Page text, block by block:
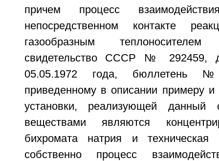
причем процесс
непосредственном контакте
газообразным
свидетельство СССР № 292459,
05.05.1972 года, бюллетень
приведенному в описании примеру и
установки, реализующей данный
веществами являются
бихромата натрия и
собственно процесс